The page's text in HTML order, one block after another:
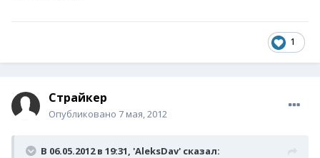
1
Страйкер
Опубликовано 7 мая, 2012
В 06.05.2012 в 19:31, 'AleksDav' сказал: